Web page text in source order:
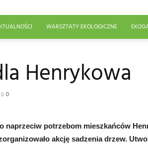
WARSZTATY EKOLOGICZNE
Henrykowa
0
naprzeciw potrzebom mieszkańców
akcję sadzenia drzew.